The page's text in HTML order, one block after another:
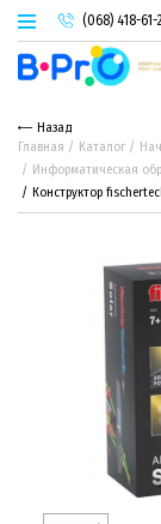
(068) 418-61-
(093) 974-66-
(095) 987-
Назад
Главная
Каталог
Информатическая
Конструктор